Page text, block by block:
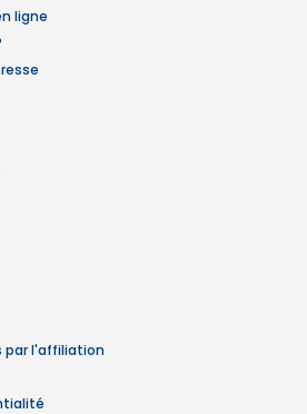
ligne
par l'affiliation